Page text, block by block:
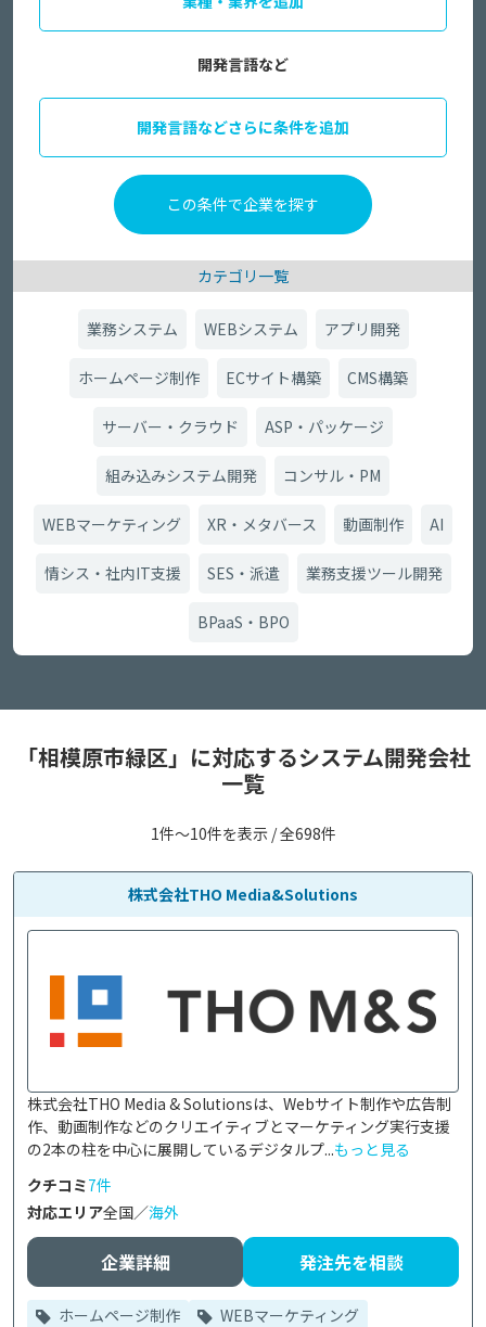
開発言語など
開発言語などさらに条件を追加
カテゴリ一覧
業務システム WEBシステム アプリ開発
ホームページ制作 ECサイト構築 CMS構築
サーバー・クラウド ASP・パッケージ
組み込みシステム開発 コンサル・PM
WEBマーケティング XR・メタバース 動画制作 AI
情シス・社内IT支援 SES・派遣 業務支援ツール開発
BPaaS・BPO
「相模原市緑区」に対応するシステム開発会社
一覧
1件〜10件を表示 / 全698件
株式会社THO Media&Solutions
株式会社THO Media & Solutionsは、Webサイト制作や広告制
作、動画制作などのクリエイティブとマーケティング実行支援
の2本の柱を中心に展開しているデジタルプ...もっと見る
クチコミ7件
対応エリア全国／海外
企業詳細 発注先を相談
ホームページ制作 WEBマーケティング